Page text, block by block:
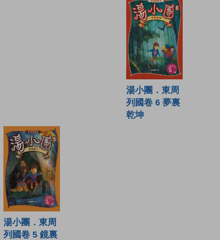
湯小團．東周
列國卷 6 夢裏
乾坤
湯小團．東周
列國卷 5 鏡裏